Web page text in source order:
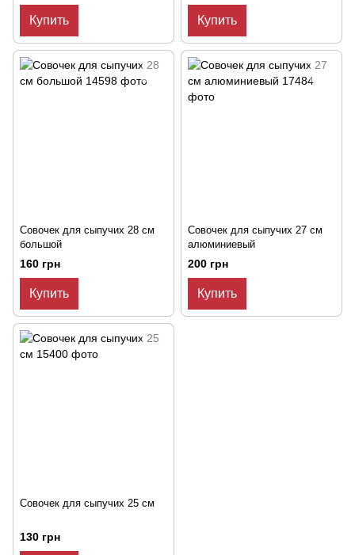
Купить Купить
Совочек для сыпучих 28 см
большой
160 грн
Купить
Совочек для сыпучих 27 см
алюминиевый
200 грн
Купить
Совочек для сыпучих 25 см
130 грн